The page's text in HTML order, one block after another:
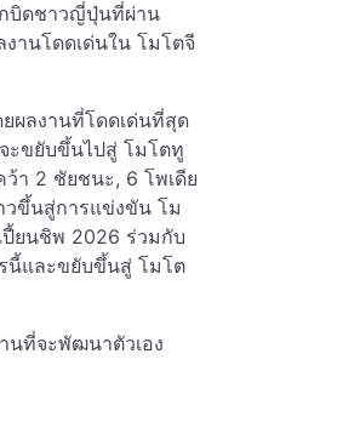
กบิดชาวญี่ปุ่นที่ผ่าน
านโดดเด่นใน โมโตจี
ผลงานที่โดดเด่นที่สุด
ะขยับขึ้นไปสู่ โมโตทู
า 2 ชัยชนะ, 6 โพเดีย
วขึ้นสู่การแข่งขัน โม
ปี้ยนชิพ 2026 ร่วมกับ
นี้และขยับขึ้นสู่ โมโต
นที่จะพัฒนาตัวเอง